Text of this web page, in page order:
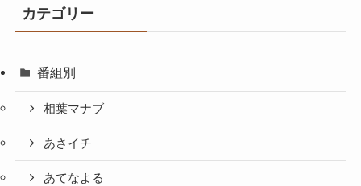
カテゴリー
番組別
相葉マナブ
あさイチ
あてなよる